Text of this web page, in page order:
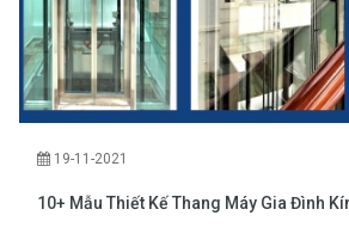
19-11-2021
10+ Mẫu Thiết Kế Thang Máy Gia Đình